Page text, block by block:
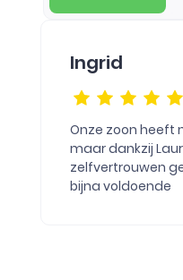
Ingrid
Onze zoon heeft
maar dankzij
zelfvertrouwen
bijna voldoende